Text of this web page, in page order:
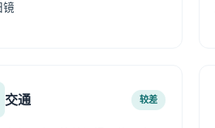
镜
交通 较差